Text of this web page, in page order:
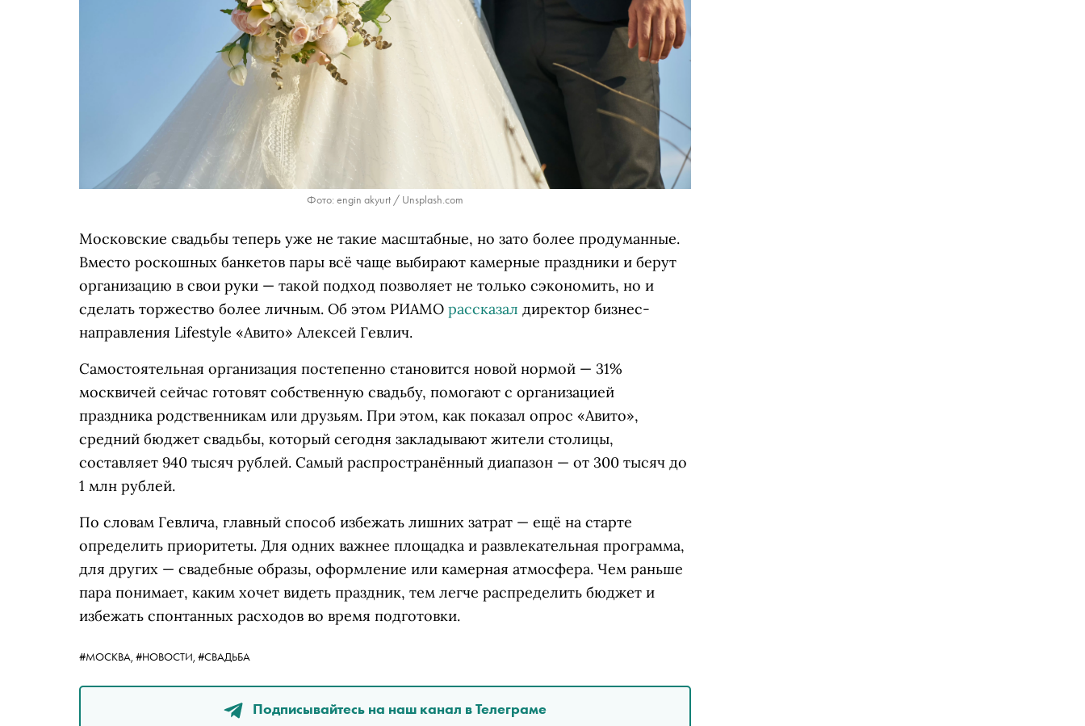
Фото: engin akyurt / Unsplash.com
Московские свадьбы теперь уже не такие масштабные, но зато более продуманные.
Вместо роскошных банкетов пары всё чаще выбирают камерные праздники и берут
организацию в свои руки — такой подход позволяет не только сэкономить, но и
сделать торжество более личным. Об этом РИАМО рассказал директор бизнес-
направления Lifestyle «Авито» Алексей Гевлич.
Самостоятельная организация постепенно становится новой нормой — 31%
москвичей сейчас готовят собственную свадьбу, помогают с организацией
праздника родственникам или друзьям. При этом, как показал опрос «Авито»,
средний бюджет свадьбы, который сегодня закладывают жители столицы,
составляет 940 тысяч рублей. Самый распространённый диапазон — от 300 тысяч до
1 млн рублей.
По словам Гевлича, главный способ избежать лишних затрат — ещё на старте
определить приоритеты. Для одних важнее площадка и развлекательная программа,
для других — свадебные образы, оформление или камерная атмосфера. Чем раньше
пара понимает, каким хочет видеть праздник, тем легче распределить бюджет и
избежать спонтанных расходов во время подготовки.
#МОСКВА, #НОВОСТИ, #СВАДЬБА
Подписывайтесь на наш канал в Телеграме